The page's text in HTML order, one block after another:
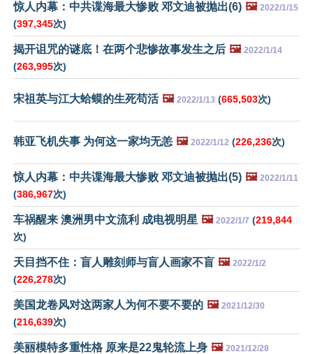
惊人内幕：中共谍海最大惨败 邓文迪被抛出(6) 🖼️ 2022/1/15
(397,345次)
揭开诅咒的谜底！在两个悲惨故事发生之后 🖼️ 2022/1/14
(263,995次)
宋祖英与江大蛤蟆的生死苟活 🖼️ 2022/1/13 (665,503次)
韩亚飞机失事 为何这一家均无恙 🖼️ 2022/1/12 (226,236次)
惊人内幕：中共谍海最大惨败 邓文迪被抛出(5) 🖼️ 2022/1/11
(386,967次)
车祸醒来 澳洲男中文流利 成电视明星 🖼️ 2022/1/7 (219,844
次)
天目挡不住：盲人雕刻师与盲人画家不盲 🖼️ 2022/1/2
(226,278次)
美国龙卷风对这两家人为何不要不要的 🖼️ 2021/12/30
(216,639次)
美丽模特多重性格 原来是22鬼轮流上身 🖼️ 2021/12/28